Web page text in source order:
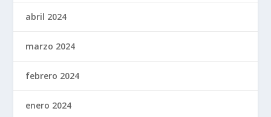
abril 2024
marzo 2024
febrero 2024
enero 2024